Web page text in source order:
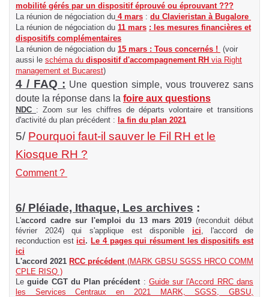
mobilité gérés par un dispositif éprouvé ou éprouvant ???
La réunion de négociation du 4 mars : du Clavieristan à Bugalore
La réunion de négociation du 11 mars : les mesures financières et
dispositifs complémentaires
La réunion de négociation du 15 mars : Tous concernés ! (voir
aussi le schéma du dispositif d'accompagnement RH via Right
management et Bucarest)
4 / FAQ : Une question simple, vous trouverez sans
doute la réponse dans la foire aux questions
NDC : Zoom sur les chiffres de départs volontaire et transitions
d'activité du plan précédent :
la fin du plan 2021
5/ Pourquoi faut-il sauver le Fil RH et le
Kiosque RH ?
Comment ?
6/ Pléiade, Ithaque, Les archives :
L'accord cadre sur l'emploi du 13 mars 2019 (reconduit début
février 2024) qui s'applique est disponible ici , l'accord de
reconduction est ici. Le 4 pages qui résument les dispositifs est
ici
L'accord 2021 RCC précédent (MARK GBSU SGSS HRCO COMM
CPLE RISQ )
Leguide CGT du Plan précédent : Guide sur l'Accord RRC dans
les Services Centraux en 2021 MARK, SGSS, GBSU,